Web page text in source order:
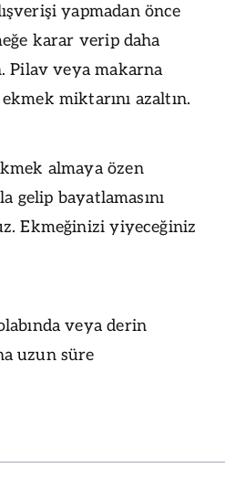
yapmadan önce
karar verip daha
Pilav veya makarna
miktarını azaltın.
almaya özen
gelip bayatlamasını
Ekmeğinizi yiyeceğiniz
veya derin
uzun süre